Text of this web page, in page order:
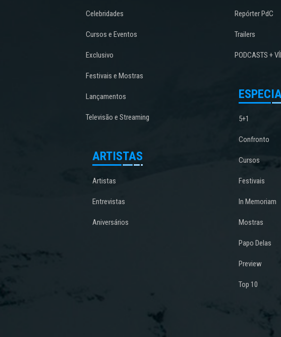
Celebridades
Cursos e Eventos
Exclusivo
Festivais e Mostras
Lançamentos
Televisão e Streaming
ARTISTAS
Artistas
Entrevistas
Aniversários
Repórter PdC
Trailers
PODCASTS +
5+1
Confronto
Cursos
Festivais
In Memoriam
Mostras
Papo Delas
Preview
Top 10